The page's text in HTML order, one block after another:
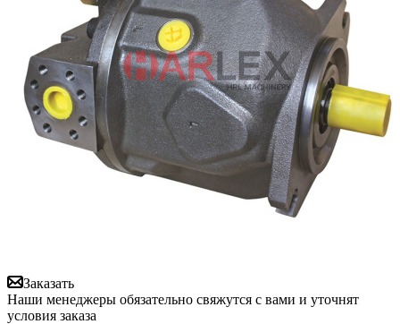
Заказать
Наши менеджеры обязательно свяжутся с вами и уточнят
условия заказа